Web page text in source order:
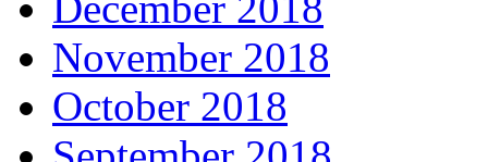
November 2018
October 2018